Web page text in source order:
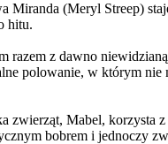
Miranda (Meryl Streep)
hitu.
razem z dawno
polowanie, w którym nie
zwierząt, Mabel, korzysta
bobrem i jednoczy